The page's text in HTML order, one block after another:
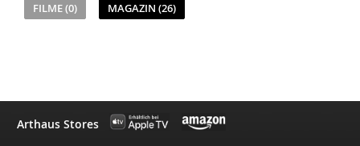
FILME (0) MAGAZIN (26)
Arthaus Stores